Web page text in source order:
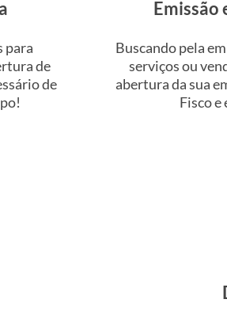
para
de
de
Emissão
Buscando pela
serviços ou
abertura da sua
Fisco